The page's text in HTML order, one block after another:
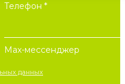
Телефон *
Max-мессенджер
данных